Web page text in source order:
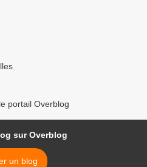
portail Overblog
sur Overblog
un blog